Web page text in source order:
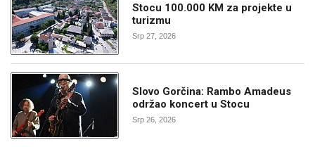
Stocu 100.000 KM za projekte u
turizmu
Srp 27, 2026
Slovo Gorčina: Rambo Amadeus
održao koncert u Stocu
Srp 26, 2026